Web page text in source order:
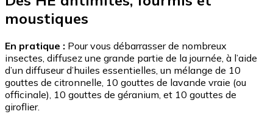
moustiques
En pratique : Pour vous débarrasser de nombreux
insectes, diffusez une grande partie de la journée, à l’aide
d’un diffuseur d’huiles essentielles, un mélange de 10
gouttes de citronnelle, 10 gouttes de lavande vraie (ou
officinale), 10 gouttes de géranium, et 10 gouttes de
giroflier.